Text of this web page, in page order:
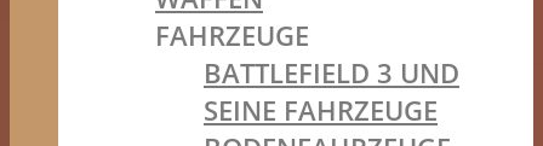
FAHRZEUGE
BATTLEFIELD 3 UND
SEINE FAHRZEUGE